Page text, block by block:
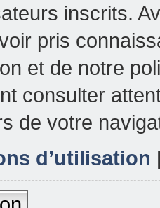
inscrits.
pris
et de notre
consulter
de votre
d’utilisation